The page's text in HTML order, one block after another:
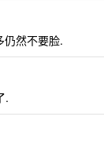
仍然不要脸.
.